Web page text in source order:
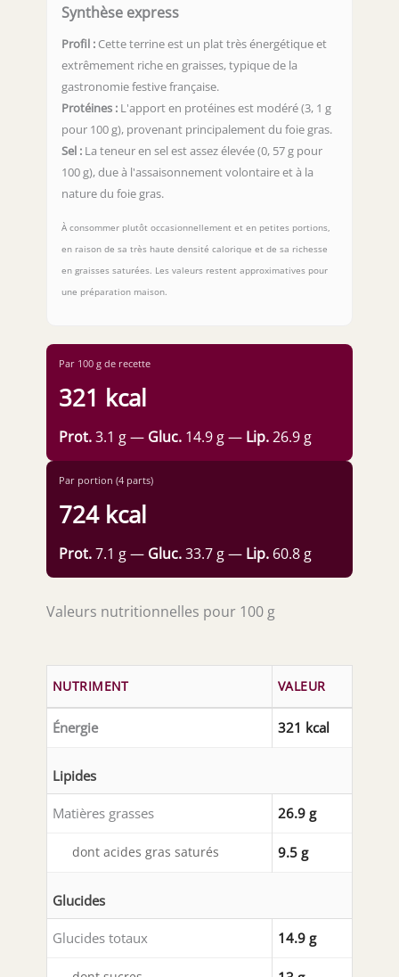
Synthèse express
Profil : Cette terrine est un plat très énergétique et
extrêmement riche en graisses, typique de la
gastronomie festive française.
Protéines : L'apport en protéines est modéré (3, 1 g
pour 100 g), provenant principalement du foie gras.
Sel : La teneur en sel est assez élevée (0, 57 g pour
100 g), due à l'assaisonnement volontaire et à la
nature du foie gras.
À consommer plutôt occasionnellement et en petites portions,
en raison de sa très haute densité calorique et de sa richesse
en graisses saturées. Les valeurs restent approximatives pour
une préparation maison.
Par 100 g de recette
321 kcal
Prot.3.1 g — Gluc. 14.9 g — Lip.26.9 g
Par portion (4 parts)
724 kcal
Prot.7.1 g — Gluc.33.7 g — Lip. 60.8 g
Valeurs nutritionnelles pour 100 g
NUTRIMENT VALEUR
Énergie 321 kcal
Lipides
Matières grasses 26.9 g
dont acides gras saturés 9.5 g
Glucides
Glucides totaux 14.9 g